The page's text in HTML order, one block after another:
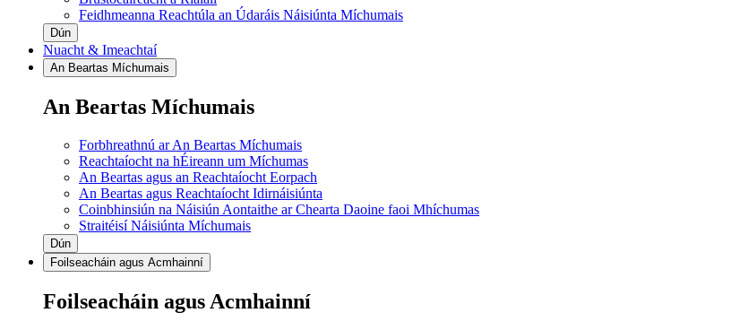
Feidhmeanna Reachtúla an Údaráis Náisiúnta Míchumais
Dún
Nuacht & Imeachtaí
An Beartas Míchumais
An Beartas Míchumais
Forbhreathnú ar An Beartas Míchumais
Reachtaíocht na hÉireann um Míchumas
An Beartas agus an Reachtaíocht Eorpach
An Beartas agus Reachtaíocht Idirnáisiúnta
Coinbhinsiún na Náisiún Aontaithe ar Chearta Daoine faoi Mhíchumas
Straitéisí Náisiúnta Míchumais
Dún
Foilseacháin agus Acmhainní
Foilseacháin agus Acmhainní